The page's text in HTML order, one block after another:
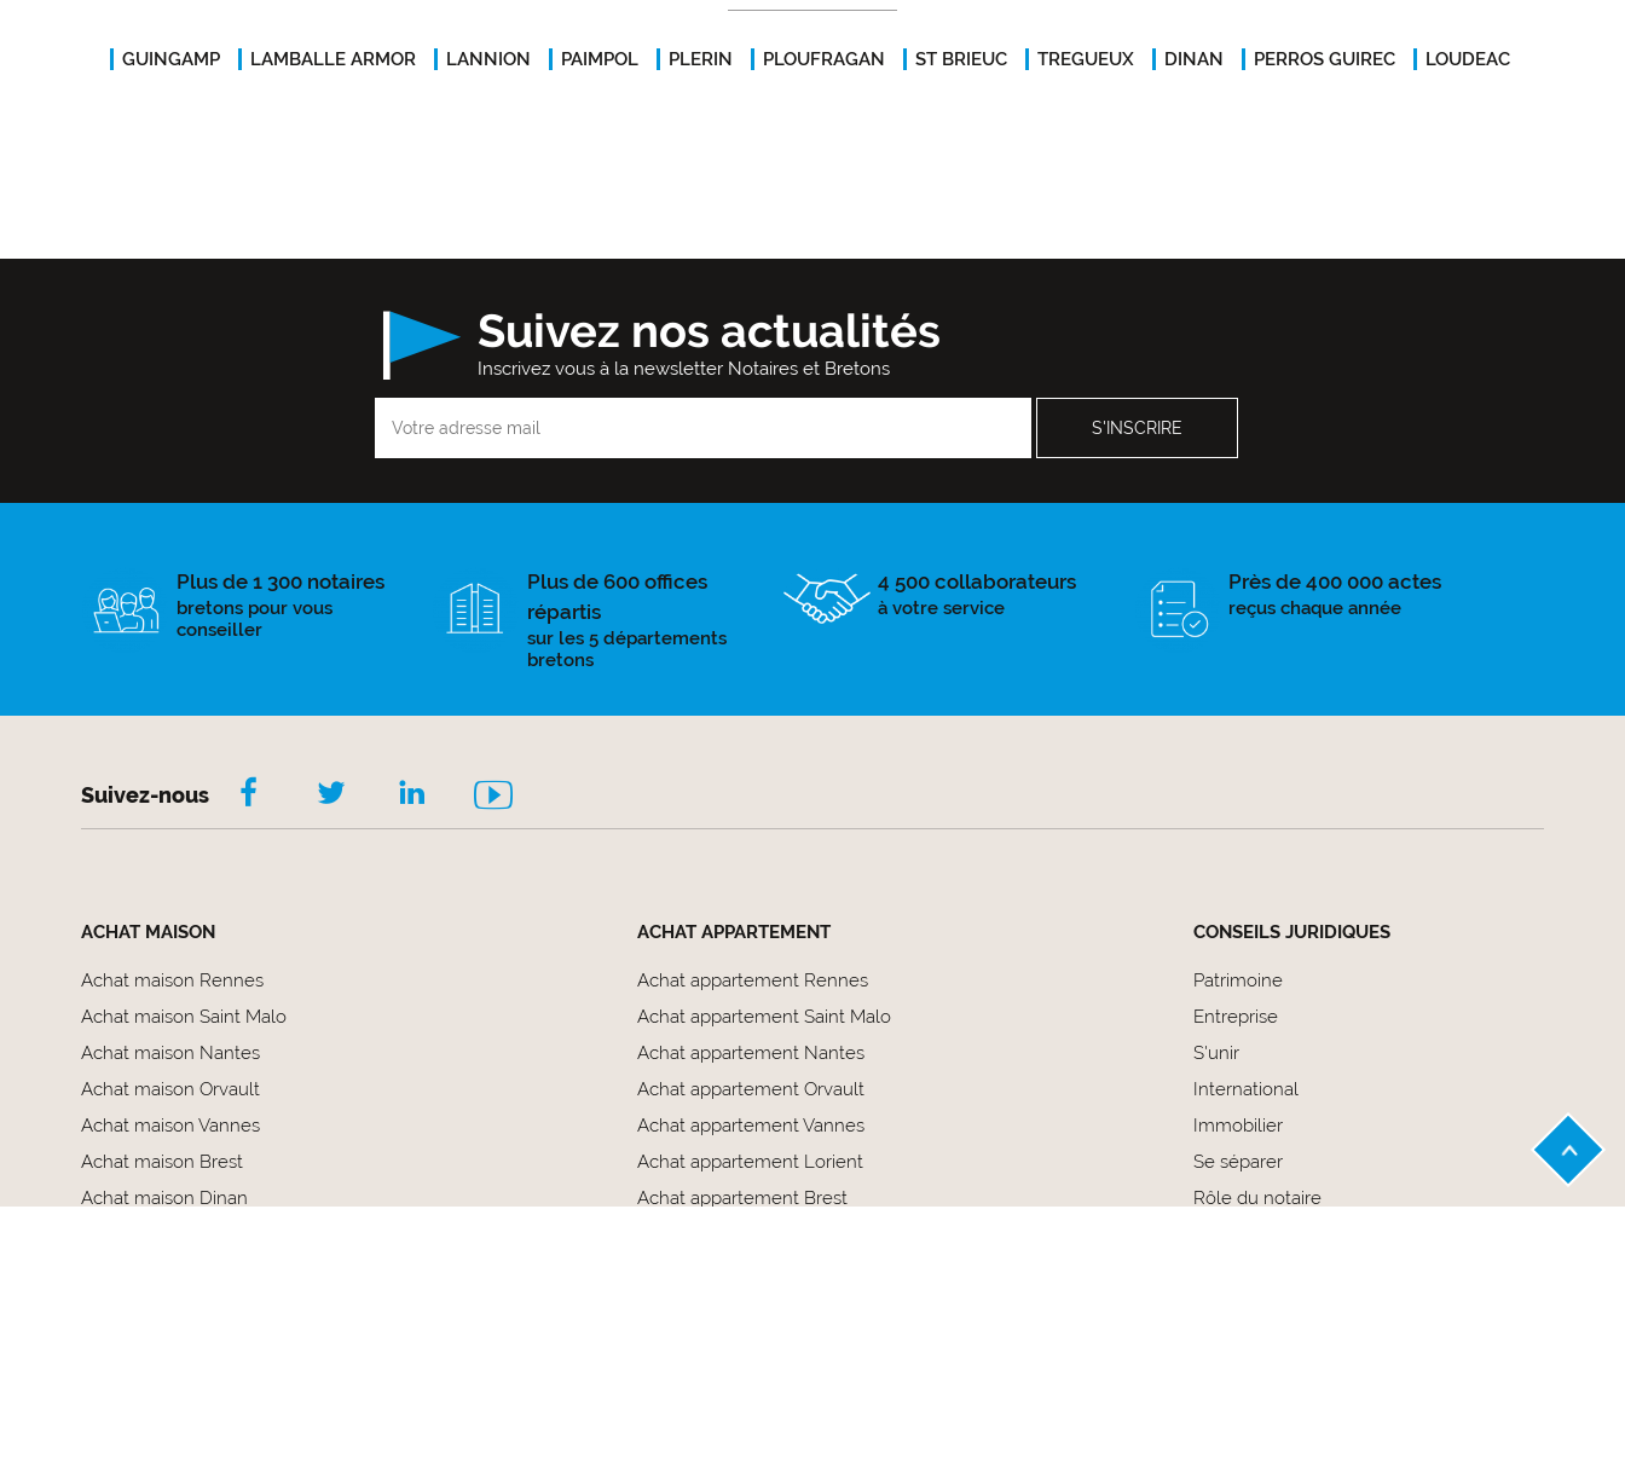
GUINGAMP LAMBALLE ARMOR LANNION PAIMPOL PLERIN PLOUFRAGAN ST BRIEUC TREGUEUX DINAN PERROS GUIREC LOUDEAC
Suivez nos actualités
Inscrivez vous à la newsletter Notaires et Bretons
Plus de 1 300 notaires
bretons pour vous
conseiller
Plus de 600 offices
répartis
sur les 5 départements
bretons
4 500 collaborateurs
à votre service
Près de 400 000 actes
reçus chaque année
Suivez-nous
ACHAT MAISON
Achat maison Rennes
Achat maison Saint Malo
Achat maison Nantes
Achat maison Orvault
Achat maison Vannes
Achat maison Brest
Achat maison Dinan
ACHAT APPARTEMENT
Achat appartement Rennes
Achat appartement Saint Malo
Achat appartement Nantes
Achat appartement Orvault
Achat appartement Vannes
Achat appartement Lorient
Achat appartement Brest
CONSEILS JURIDIQUES
Patrimoine
Entreprise
S'unir
International
Immobilier
Se séparer
Rôle du notaire